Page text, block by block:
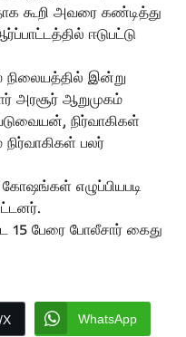
கூறி அவரை கண்டித்து
ஈடுபட்டு
இன்று
அரசூர் ஆறுமுகம்
நிர்வாகிகள்
நிர்வாகிகள் பலர்
எழுப்பியபடி
15 பேரை போலீசார் கைது
X WhatsApp